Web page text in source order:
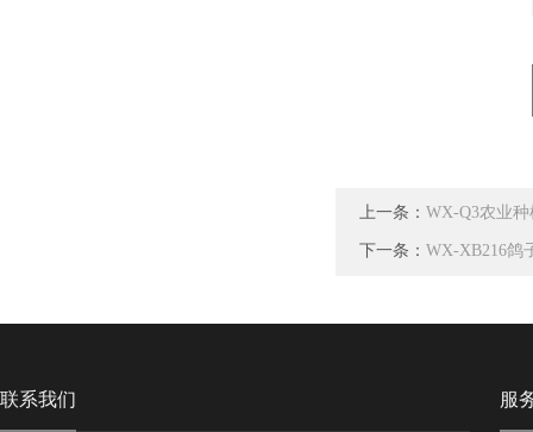
上一条： WX-Q3农业
下一条： WX-XB216鸽
联系我们 服